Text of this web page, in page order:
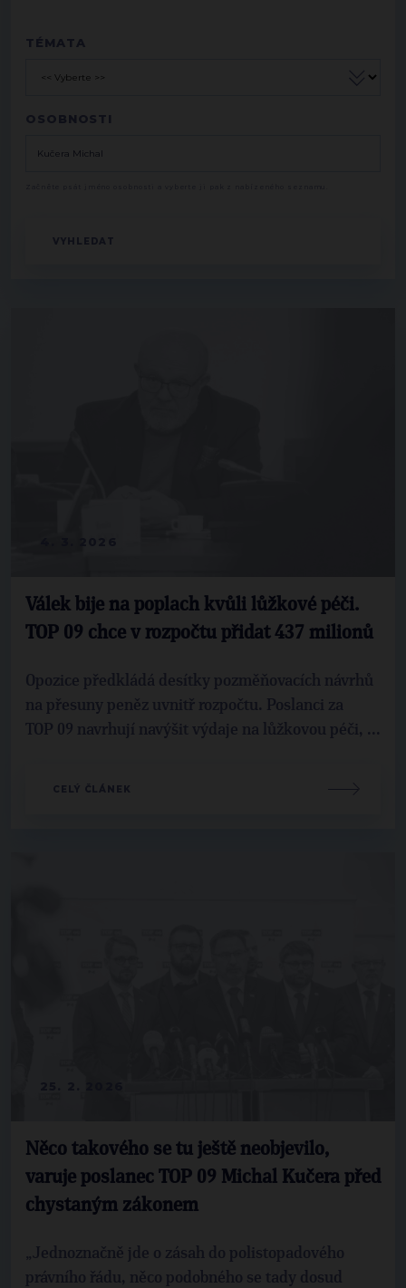
TÉMATA
OSOBNOSTI
Válek bije na poplach kvůli lůžkové péči.
TOP 09 chce v rozpočtu přidat 437 milionů
Opozice předkládá desítky pozměňovacích návrhů
na přesuny peněz uvnitř rozpočtu. Poslanci za
TOP 09 navrhují navýšit výdaje na lůžkovou péči, ...
CELÝ ČLÁNEK
Něco takového se tu ještě neobjevilo,
varuje poslanec TOP 09 Michal Kučera před
chystaným zákonem
„Jednoznačně jde o zásah do polistopadového
právního řádu, něco podobného se tady dosud